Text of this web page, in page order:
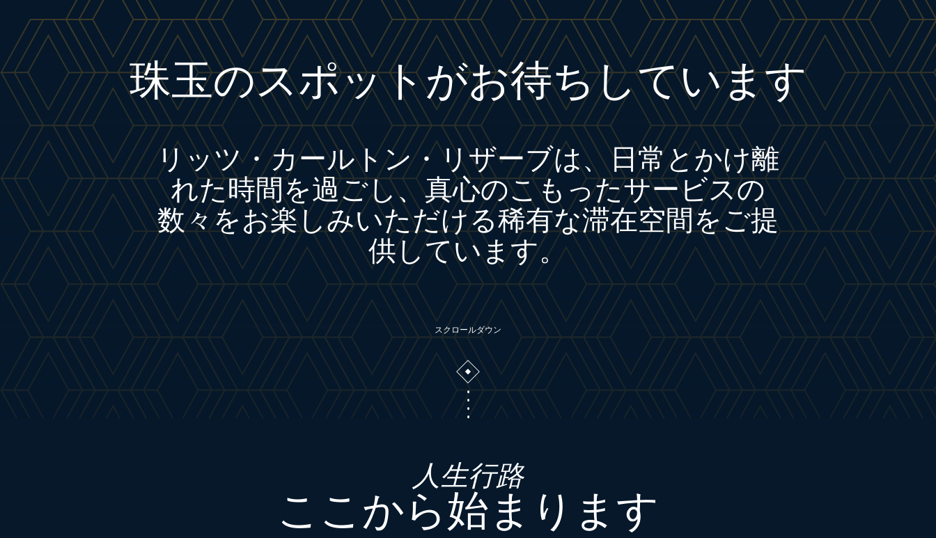
Time
珠玉のスポットがお待ちしています
リッツ・カールトン・リザーブは、日常とかけ離
れた時間を過ごし、真心のこもったサービスの
数々をお楽しみいただける稀有な滞在空間をご提
供しています。
スクロールダウン
人生行路
ここから始まります